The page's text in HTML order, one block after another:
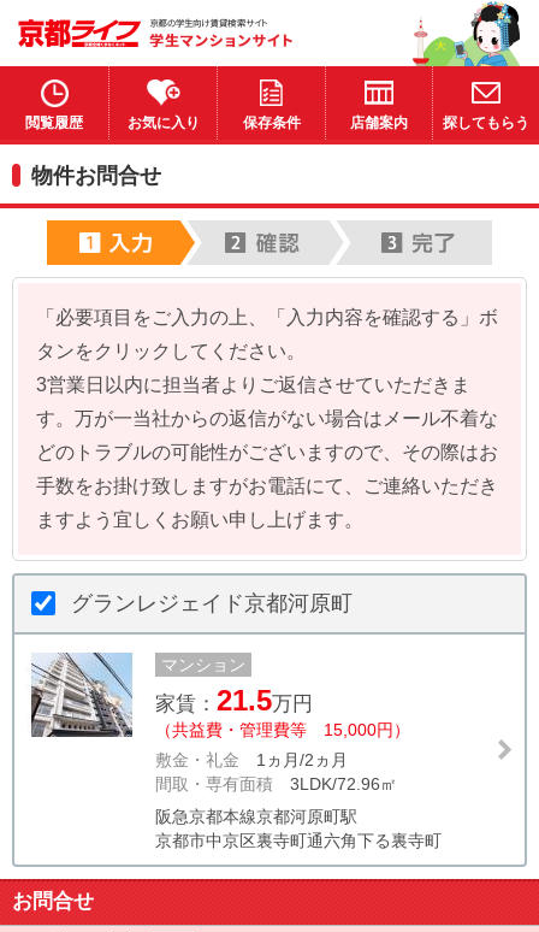
閲覧履歴 お気に入り 保存条件 店舗案内 探してもらう
物件お問合せ
「必要項目をご入力の上、「入力内容を確認する」ボ
タンをクリックしてください。
3営業日以内に担当者よりご返信させていただきま
す。万が一当社からの返信がない場合はメール不着な
どのトラブルの可能性がございますので、その際はお
手数をお掛け致しますがお電話にて、ご連絡いただき
ますよう宜しくお願い申し上げます。
グランレジェイド京都河原町
マンション
家賃： 21.5万円
（共益費・管理費等 15,000円）
敷金・礼金 1ヵ月/2ヵ月
間取・専有面積 3LDK/72.96㎡
阪急京都本線京都河原町駅
京都市中京区裏寺町通六角下る裏寺町
お問合せ